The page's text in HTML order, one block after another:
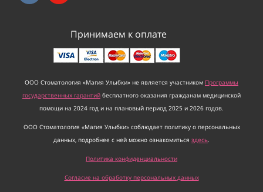
Принимаем к оплате
ООО Стоматология «Магия Улыбки» не является участником Программы
государственных гарантий бесплатного оказания гражданам медицинской
помощи на 2024 год и на плановый период 2025 и 2026 годов.
ООО Стоматология «Магия Улыбки» соблюдает политику о персональных
данных, подробнее с ней можно ознакомиться здесь.
Политика конфиденциальности
Согласие на обработку персональных данных